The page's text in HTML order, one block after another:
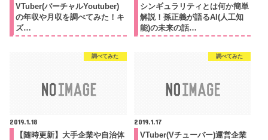
VTuber(バーチャルYoutuber)
の年収や月収を調べてみた！キ
ズ…
シンギュラリティとは何か簡単
解説！孫正義が語るAI(人工知
能)の未来の話…
調べてみた
2019.1.18
【随時更新】大手企業や自治体
調べてみた
2019.1.17
VTuber(Vチューバー)運営企業